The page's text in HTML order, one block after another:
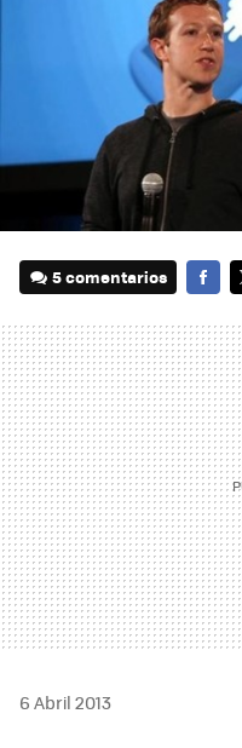
5 comentarios
6 Abril 2013